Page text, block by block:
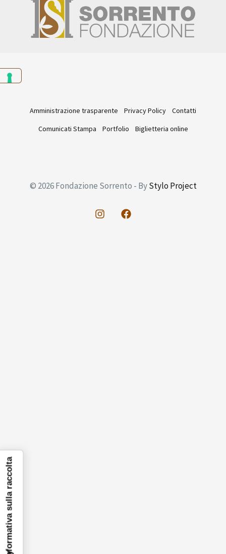
Amministrazione trasparente Privacy Policy
Contatti
Comunicati Stampa
Portfolio Biglietteria online
© 2026 Fondazione Sorrento - ByStylo Project
Informativa sulla raccolta